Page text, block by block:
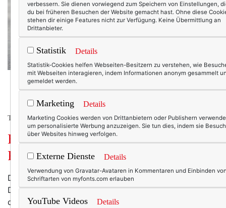
TEXTERELLA LIEBT MODE.
Ein Stückchen Normalität:
Frühlingsmode in Rot-Weiß-Blau!
Die Tage verschwimmen. Montag, Mittwoch,
Donnerstag? Wer weiß das schon so genau … selbst
der Sonntag bietet keine Orientierung mehr, seit der
verbessern. Sie dienen vorwiegend zum Speichern von Einstellungen,
du bei früheren Besuchen der Website gemacht hast. Ohne diese
stehen dir einige Features nicht zur Verfügung. Keine Übermittlung an
Drittanbieter.
Statistik Details
Statistik-Cookies helfen Webseiten-Besitzern zu verstehen, wie
mit Webseiten interagieren, indem Informationen anonym gesammelt
gemeldet werden.
Marketing Details
Marketing Cookies werden von Drittanbietern oder Publishern
um personalisierte Werbung anzuzeigen. Sie tun dies, indem sie
über Websites hinweg verfolgen.
Externe Dienste Details
Verwendung von Gravatar-Avataren in Kommentaren und Einbinden
Schriftarten von myfonts.com erlauben
YouTube Videos Details